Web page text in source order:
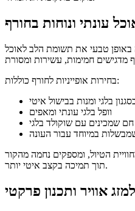
עונתי ונוחות בחורף
באופן טבעי את תשומת הלב לאוכל
בחירות אופייניות לחורף כוללות:
בלגי ומנות בבישול איטי
וופל בלגי עונתי ומאפים
חם שמכינים עם שוקולד בלגי
במיוחד עבור העונה
הטיול, ומספקים נחמה מהקור
תוך תמיכה בקצב איטי יותר.
אוויר ותכנון פרקטי